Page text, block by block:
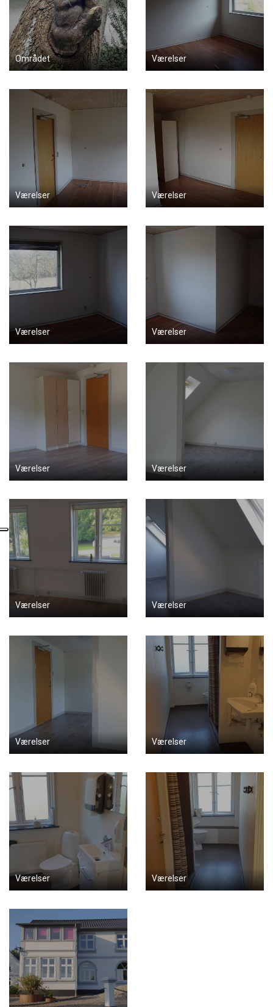
Området Værelser
Værelser Værelser
Værelser Værelser
Værelser Værelser
Værelser Værelser
Værelser Værelser
Værelser Værelser